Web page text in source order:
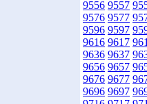
9556 9557
9576 9577
9596 9597
9616 9617
9636 9637
9656 9657
9676 9677
9696 9697